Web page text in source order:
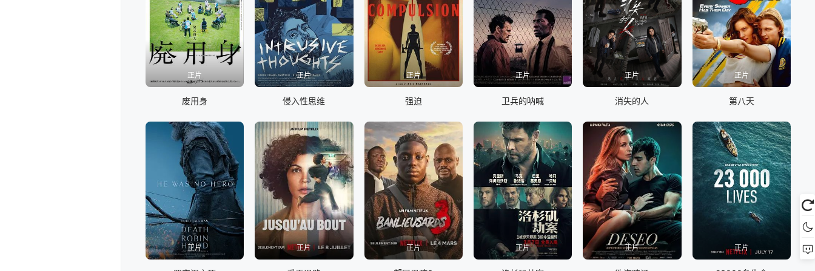
正片
废用身
正片
侵入性思维
正片
强迫
正片
卫兵的呐喊
正片
消失的人
正片
第八天
正片 正片 正片 正片 正片 正片